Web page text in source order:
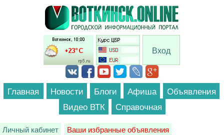
Перейти к основному содержанию
Вход
Главная Новости Блоги Афиша
Объявления
Видео ВТК
Справочная
Личный кабинет Ваши избранные объявления